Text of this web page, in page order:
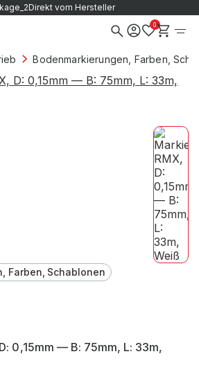
Direkt vom Hersteller
0
Bodenmarkierungen, Farben,
Farben, Schablonen
0,15mm — B: 75mm, L: 33m,